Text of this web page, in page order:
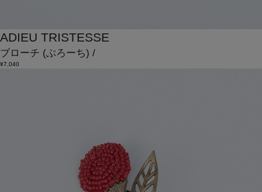
ADIEU TRISTESSE
ブローチ (ぶろーち) /
¥7,040